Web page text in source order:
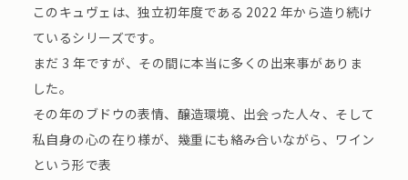
このキュヴェは、独立初年度である 2022 年から造り続け
ているシリーズです。
まだ 3 年ですが、その間に本当に多くの出来事がありま
した。
その年のブドウの表情、醸造環境、出会った人々、そして
私自身の心の在り様が、幾重にも絡み合いながら、ワイン
という形で表